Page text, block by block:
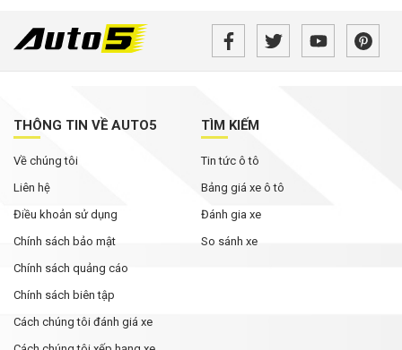
THÔNG TIN VỀ AUTO5
Về chúng tôi
Liên hệ
Điều khoản sử dụng
Chính sách bảo mật
Chính sách quảng cáo
Chính sách biên tập
Cách chúng tôi đánh giá xe
TÌM KIẾM
Tin tức ô tô
Bảng giá xe ô tô
Đánh gia xe
So sánh xe